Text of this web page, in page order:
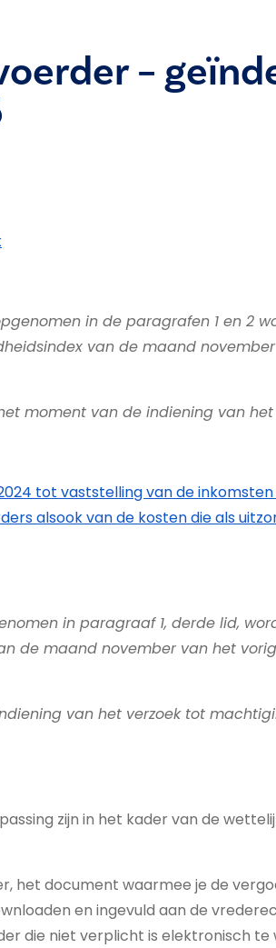
–
in de paragrafen 1 en 2
van de maand
moment van de indiening van
tot vaststelling van de
alsook van de kosten die als
in paragraaf 1, derde lid,
de maand november van het
van het verzoek tot
zijn in het kader van de
het document waarmee je de
en ingevuld aan de
die niet verplicht is elektronisch